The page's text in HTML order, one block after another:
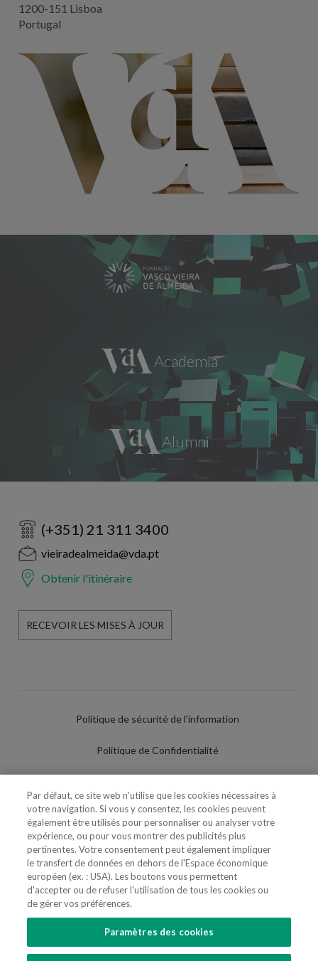
1200-151 Lisboa
Portugal
(+351) 21 311 3400
vieiradealmeida@vda.pt
Obtenir l'itinéraire
RECEVOIR LES MISES À JOUR
Politique de sécurité de l'information
Politique de Confidentialité
Politique de Cookies
Paramètres des cookies
Utilisation Frauduleuse du Nom/Brand
SUIVEZ-NOUS
Par défaut, ce site web n'utilise que les cookies nécessaires à
votre navigation. Si vous y consentez, les cookies peuvent
également être utilisés pour personnaliser ou analyser votre
expérience, ou pour vous montrer des publicités plus
pertinentes. Votre consentement peut également impliquer
le transfert de données en dehors de l'Espace économique
européen (ex. : USA). Les boutons vous permettent
d'accepter ou de refuser l'utilisation de tous les cookies ou
de gérer vos préférences.
Paramètres des cookies